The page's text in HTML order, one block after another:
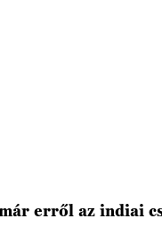
erről az indiai